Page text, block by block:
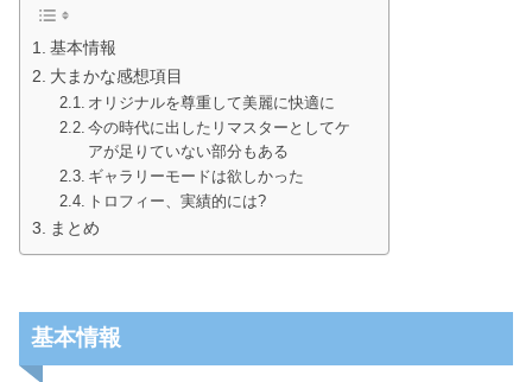
基本情報
大まかな感想項目
オリジナルを尊重して美麗に快適に
今の時代に出したリマスターとしてケ
アが足りていない部分もある
ギャラリーモードは欲しかった
トロフィー、実績的には?
まとめ
基本情報